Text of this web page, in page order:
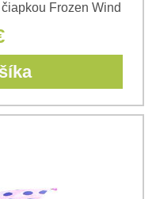
Frozen Wind